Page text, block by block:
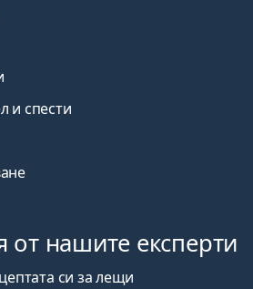
и спести
нашите експерти
си за лещи